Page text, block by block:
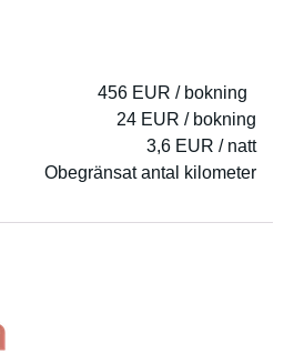
456 EUR / bokning
24 EUR / bokning
3,6 EUR / natt
Obegränsat antal kilometer